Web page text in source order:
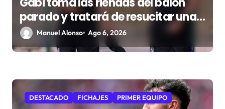
aparado y tratará de resucitar una
faceta que Simeone desea
recuperar
Manuel Alonso Ago 6, 2026
DESTACADO FICHAJES PRIMER EQUIPO